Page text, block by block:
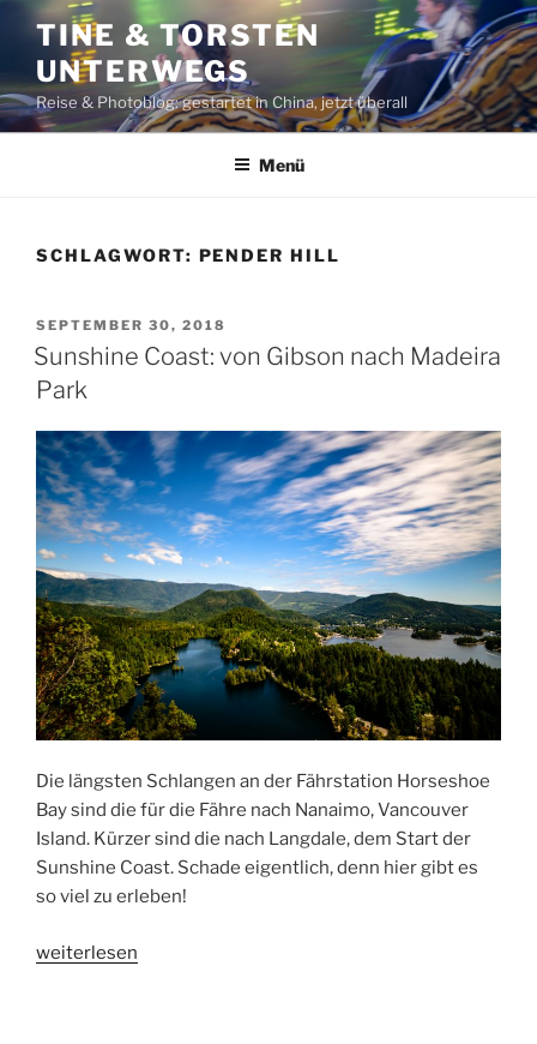
Inhalt
springen
TINE & TORSTEN
UNTERWEGS
Reise & Photoblog: gestartet in China, jetzt überall
Menü
SCHLAGWORT: PENDER HILL
VERÖFFENTLICHT
AM
SEPTEMBER 30, 2018
Sunshine Coast: von Gibson nach Madeira
Park
Die längsten Schlangen an der Fährstation Horseshoe
Bay sind die für die Fähre nach Nanaimo, Vancouver
Island. Kürzer sind die nach Langdale, dem Start der
Sunshine Coast. Schade eigentlich, denn hier gibt es
so viel zu erleben!
„Sunshine
weiterlesen